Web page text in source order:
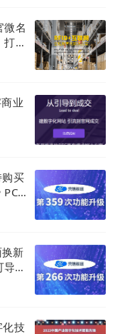
时候，也想知道同
就好了。
微名
造
业
买
商
新
出 •
技